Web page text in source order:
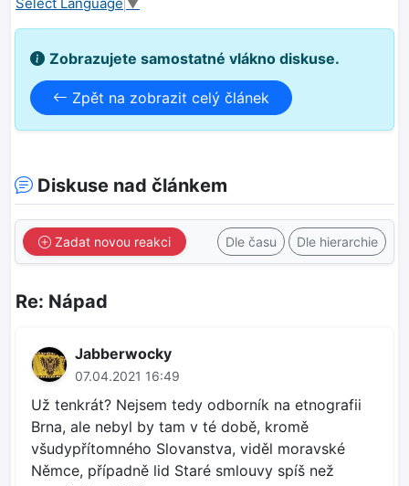
Zobrazujete samostatné vlákno diskuse.
Zpět na zobrazit celý článek
Diskuse nad článkem
Zadat novou reakci Dle času Dle hierarchie
Re: Nápad
Jabberwocky
07.04.2021 16:49
Už tenkrát? Nejsem tedy odborník na etnografii
Brna, ale nebyl by tam v té době, kromě
všudypřítomného Slovanstva, viděl moravské
Němce, případně lid Staré smlouvy spíš než